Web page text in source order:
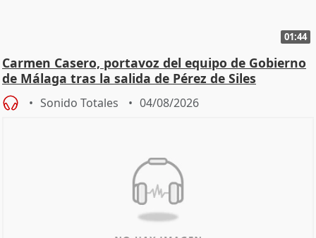
01:44
Carmen Casero, portavoz del equipo de Gobierno
de Málaga tras la salida de Pérez de Siles
Sonido Totales 04/08/2026